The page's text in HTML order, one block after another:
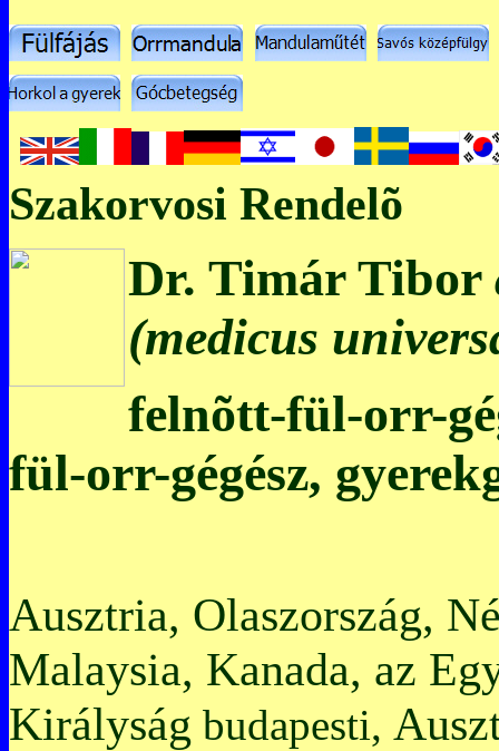
Szakorvosi Rendelõ
Dr. Timár Tibor
(medicus
felnõtt-fül-orr-
fül-orr-gégész,
Ausztria, Olaszország,
Malaysia, Kanada, az
Királyság budapesti,